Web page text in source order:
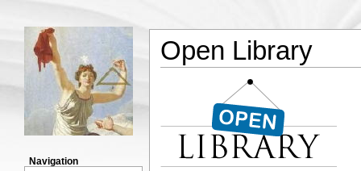
Open Library
Navigation